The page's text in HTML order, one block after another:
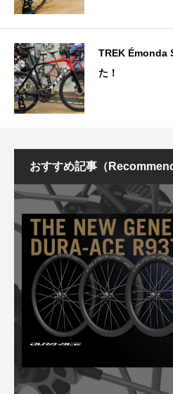
TREK Émonda
た！
おすすめ記事（Recommend